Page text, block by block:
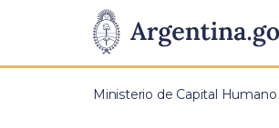
Presidencia
de
Pasar al contenido principal
Ministerio de Capital Humano